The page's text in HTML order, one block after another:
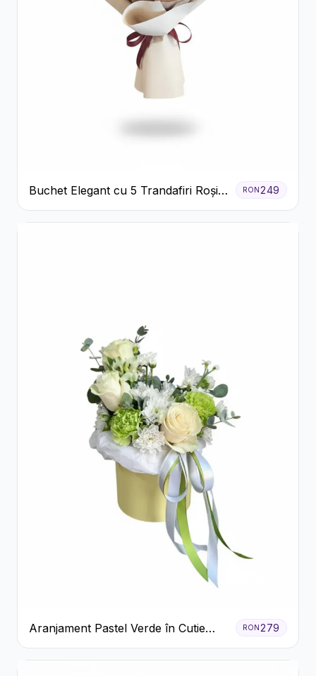
Buchet Elegant cu 5 Trandafiri Roșii
și Eucalipt
RON 249
Aranjament Pastel Verde în Cutie
Galben Pal
RON 279